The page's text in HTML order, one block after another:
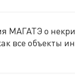
МАГАТЭ о
все объекты